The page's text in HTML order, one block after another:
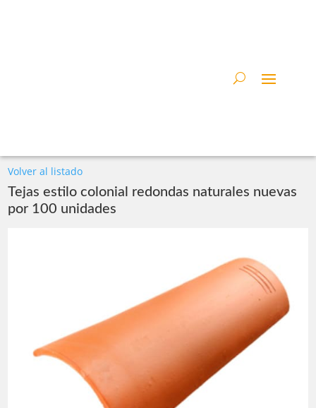
Volver al listado
Tejas estilo colonial redondas naturales nuevas
por 100 unidades